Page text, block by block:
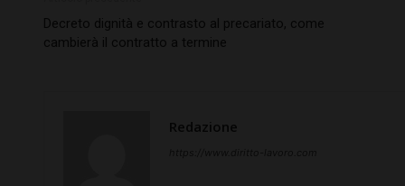
Decreto dignità e contrasto al precariato, come
cambierà il contratto a termine
Redazione